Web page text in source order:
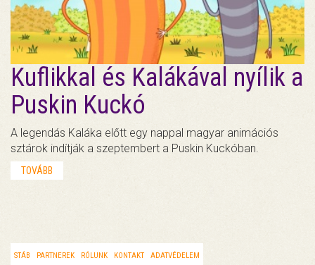
Kuflikkal és Kalákával nyílik a
Puskin Kuckó
A legendás Kaláka előtt egy nappal magyar animációs
sztárok indítják a szeptembert a Puskin Kuckóban.
TOVÁBB
STÁB PARTNEREK RÓLUNK KONTAKT ADATVÉDELEM